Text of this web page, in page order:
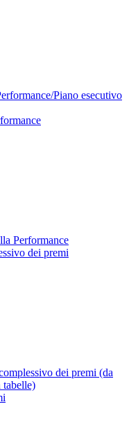
Piano esecutivo
Performance
dei premi
dei premi (da
tabelle)